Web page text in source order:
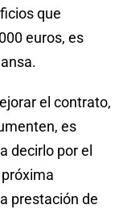
que
euros, es
el contrato,
es
decirlo por el
prestación de